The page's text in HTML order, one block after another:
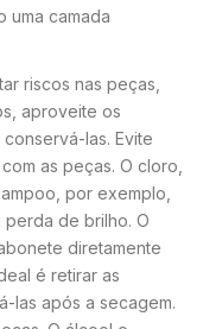
uma camada
riscos nas peças,
aproveite os
las. Evite
as peças. O cloro,
por exemplo,
de brilho. O
diretamente
é retirar as
las após a secagem.